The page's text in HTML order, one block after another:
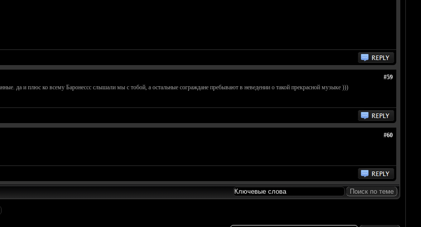
#59
да и плюс ко всему Баронессс слышали мы с тобой, а остальные сограждане пребывают в неведении о такой прекрасной музыке )))
#60